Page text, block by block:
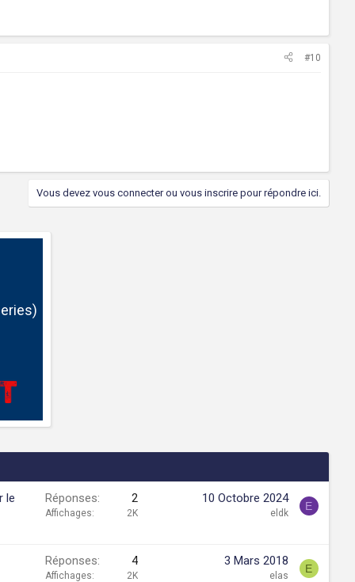
#10
Vous devez vous connecter ou vous inscrire pour répondre ici.
le
Réponses 2
Affichages 2K
10 Octobre 2024
eldk
E
Réponses 4
Affichages 2K
3 Mars 2018
elas
E